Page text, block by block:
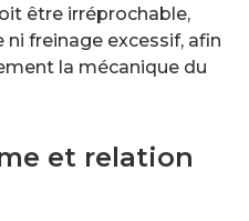
être irréprochable,
freinage excessif, afin
la mécanique du
et relation